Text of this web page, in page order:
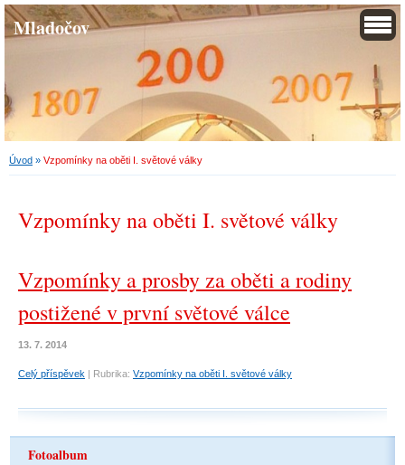
Mladočov
Úvod » Vzpomínky na oběti I. světové války
Vzpomínky na oběti I. světové války
Vzpomínky a prosby za oběti a rodiny
postižené v první světové válce
13. 7. 2014
Celý příspěvek | Rubrika: Vzpomínky na oběti I. světové války
Fotoalbum